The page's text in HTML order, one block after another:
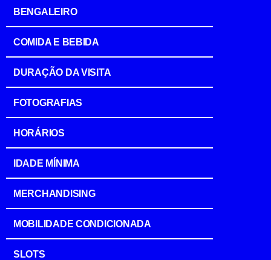
BENGALEIRO
COMIDA E BEBIDA
DURAÇÃO DA VISITA
FOTOGRAFIAS
HORÁRIOS
IDADE MÍNIMA
MERCHANDISING
MOBILIDADE CONDICIONADA
SLOTS